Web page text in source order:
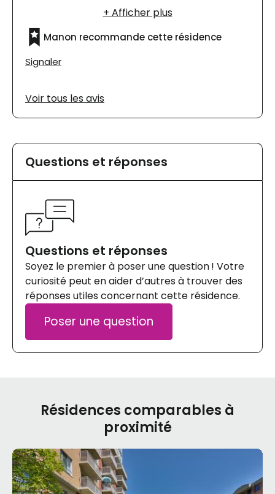
ce sont comme leur parent ou grand-parent
et qu'ils les aiment vraiment! Quel bonheur de
savoir que notre maman est bien traité
lorsque nous ne sommes pas là!
Manon recommande cette résidence
Signaler
Voir tous les avis
Questions et réponses
Questions et réponses
Soyez le premier à poser une question ! Votre
curiosité peut en aider d’autres à trouver des
réponses utiles concernant cette résidence.
Poser une question
Résidences comparables à
proximité